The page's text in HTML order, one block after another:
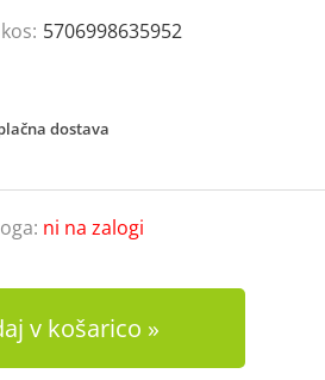
5706998635952
dostava
ni na zalogi
v košarico